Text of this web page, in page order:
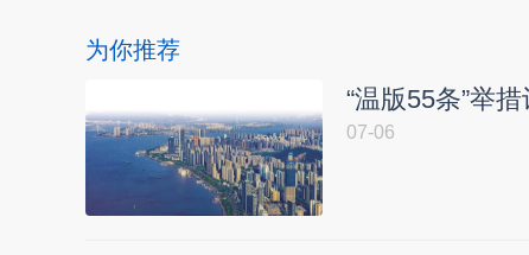
为你推荐
“温版55条”举
07-06